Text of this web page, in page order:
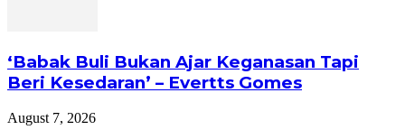
‘Babak Buli Bukan Ajar Keganasan Tapi
Beri Kesedaran’ – Evertts Gomes
August 7, 2026